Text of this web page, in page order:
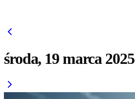
środa, 19 marca 2025